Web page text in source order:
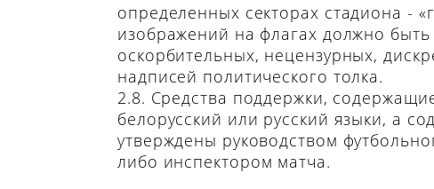
определенных секторах стадиона -
изображений на флагах должно
оскорбительных, нецензурных,
надписей политического толка.
2.8. Средства поддержки,
белорусский или русский языки, а
утверждены руководством
либо инспектором матча.